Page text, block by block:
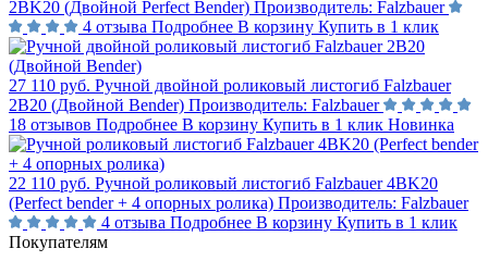
2BK20 (Двойной Perfect Bender) Производитель: Falzbauer
4 отзыва Подробнее В корзину Купить в 1 клик
27 110 руб. Ручной двойной роликовый листогиб Falzbauer
2B20 (Двойной Bender) Производитель: Falzbauer
18 отзывов Подробнее В корзину Купить в 1 клик Новинка
22 110 руб. Ручной роликовый листогиб Falzbauer 4BK20
(Perfect bender + 4 опорных ролика) Производитель: Falzbauer
4 отзыва Подробнее В корзину Купить в 1 клик
Покупателям